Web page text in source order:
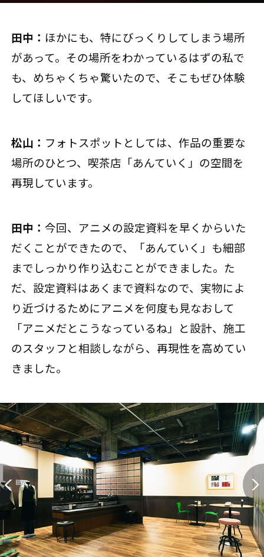
田中： ほかにも、特にびっくりしてしまう場所
があって。その場所をわかっているはずの私で
も、めちゃくちゃ驚いたので、そこもぜひ体験
してほしいです。
松山： フォトスポットとしては、作品の重要な
場所のひとつ、喫茶店「あんていく」の空間を
再現しています。
田中：今回、アニメの設定資料を早くからいた
だくことができたので、「あんていく」も細部
までしっかり作り込むことができました。た
だ、設定資料はあくまで資料なので、実物によ
り近づけるためにアニメを何度も見なおして
「アニメだとこうなっているね」と設計、施工
のスタッフと相談しながら、再現性を高めてい
きました。